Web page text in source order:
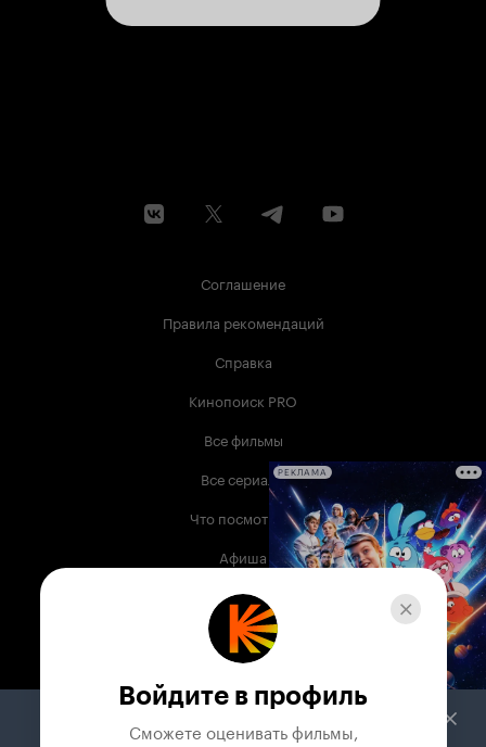
Соглашение
Правила рекомендаций
Справка
Кинопоиск PRO
Все фильмы
Все сериалы
Что посмотреть
Афиша
Музыка
Телепрограмма
Служба поддержки
РЕКЛАМА
Войдите в профиль
Сможете оценивать фильмы,